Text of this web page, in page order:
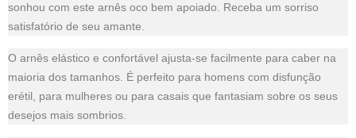
sonhou com este arnês oco bem apoiado. Receba um sorriso
satisfatório de seu amante.
O arnês elástico e confortável ajusta-se facilmente para caber na
maioria dos tamanhos. É perfeito para homens com disfunção
erétil, para mulheres ou para casais que fantasiam sobre os seus
desejos mais sombrios.